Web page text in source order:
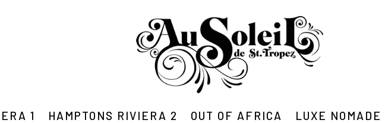
1 HAMPTONS RIVIERA 2 OUT OF AFRICA LUXE NOMADE